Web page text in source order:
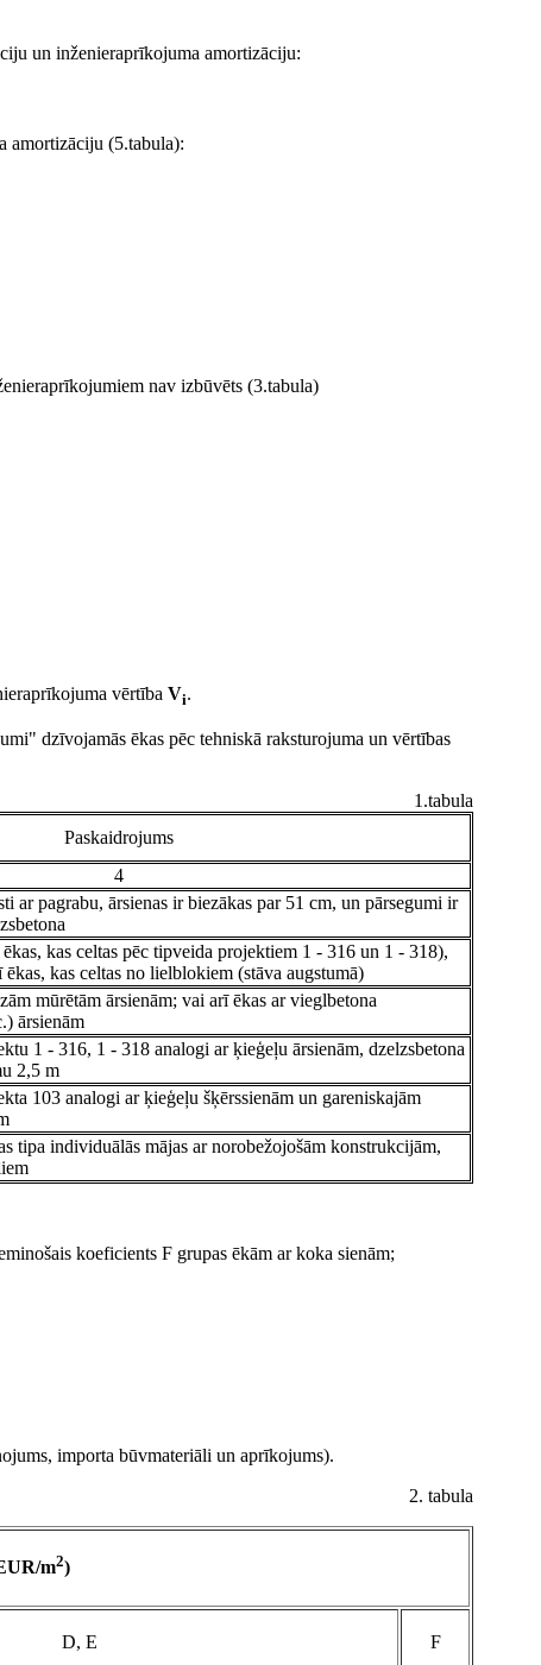
un inženieraprīkojuma amortizāciju:
amortizāciju (5.tabula):
nav izbūvēts (3.tabula)
vērtība Vi.
dzīvojamās ēkas pēc tehniskā raksturojuma un vērtības
1.tabula
Paskaidrojums
4
ar pagrabu, ārsienas ir biezākas par 51 cm, un pārsegumi ir
kas celtas pēc tipveida projektiem 1 - 316 un 1 - 318),
kas celtas no lielblokiem (stāva augstumā)
mūrētām ārsienām; vai arī ēkas ar vieglbetona
ārsienām
1 - 316, 1 - 318 analogi ar ķieģeļu ārsienām, dzelzsbetona
2,5 m
103 analogi ar ķieģeļu šķērssienām un gareniskajām
tipa individuālās mājas ar norobežojošām konstrukcijām,
koeficients F grupas ēkām ar koka sienām;
importa būvmateriāli un aprīkojums).
2. tabula
m2)
D, E F